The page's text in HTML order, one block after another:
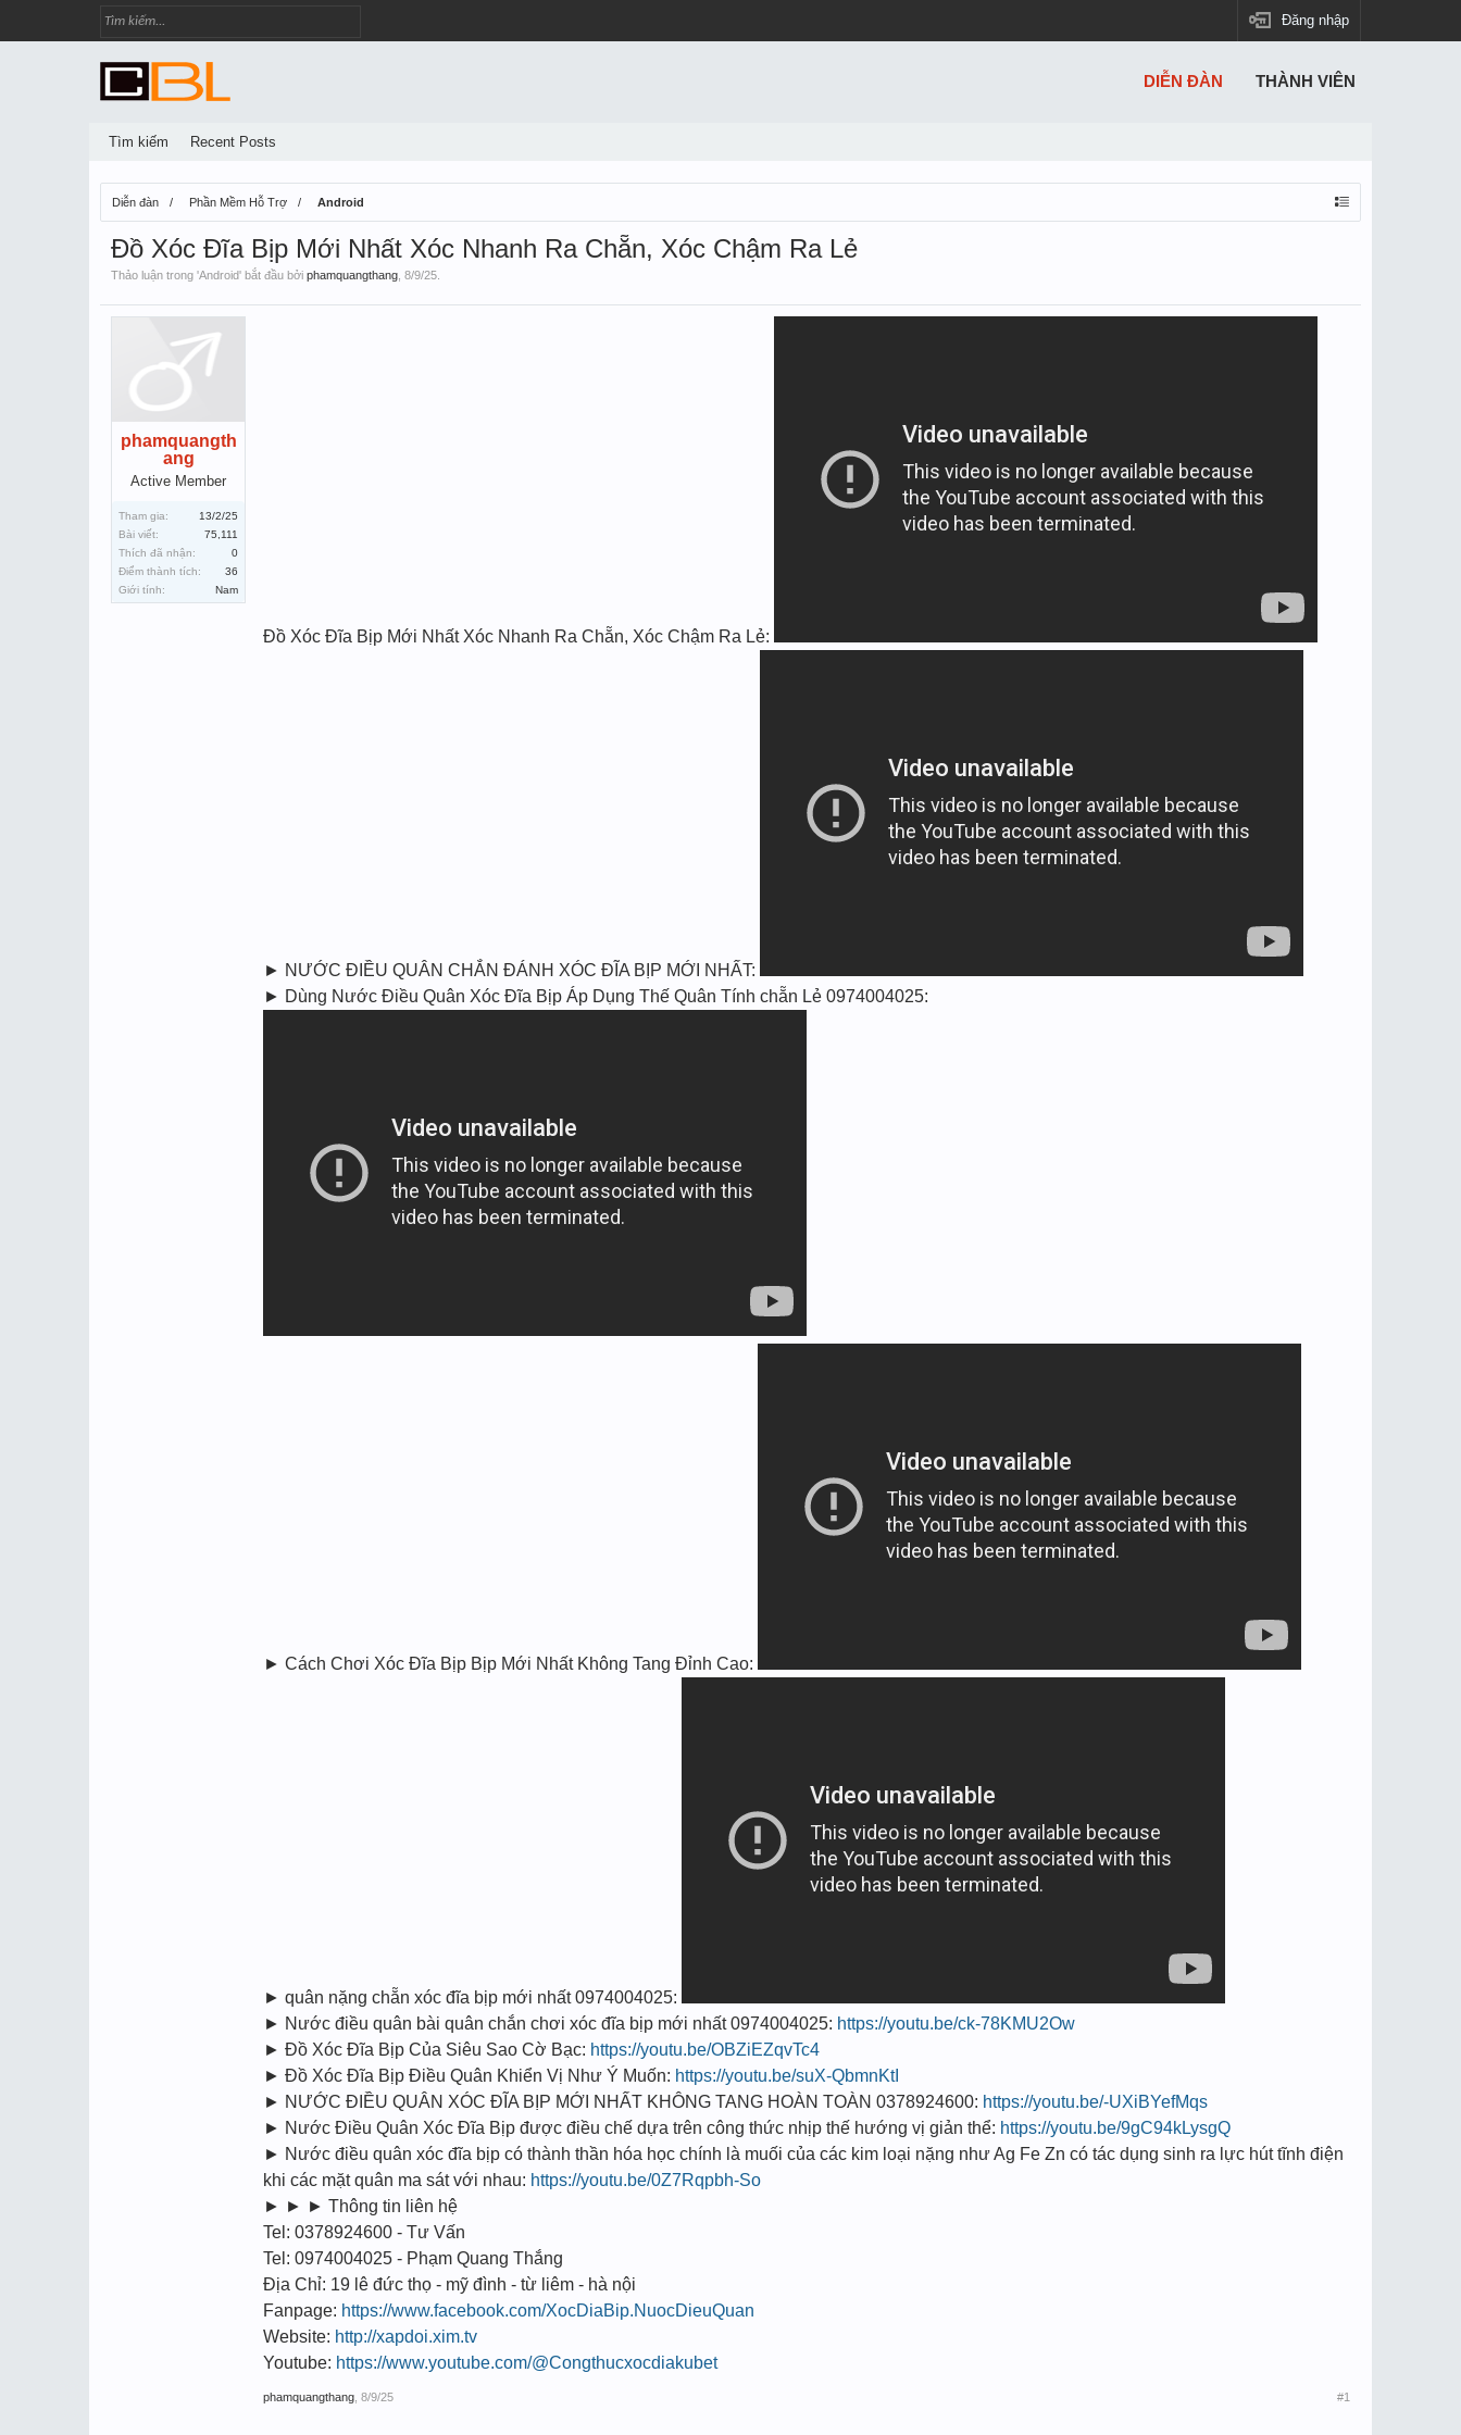
Đăng nhập
Diễn đàn Phần Mềm Hỗ Trợ Android
Đồ Xóc Đĩa Bịp Mới Nhất Xóc Nhanh Ra Chẵn, Xóc Chậm Ra Lẻ
Thảo luận trong 'Android' bắt đầu bởi phamquangthang 8/9/25
phamquangth
ang
Active Member
Tham gia:
13/2/25
Bài viết:
75,111
Thích đã nhận:
0
Điểm thành tích:
36
Giới tính:
Nam
Đồ Xóc Đĩa Bịp Mới Nhất Xóc Nhanh Ra Chẵn, Xóc Chậm Ra Lẻ:
► NƯỚC ĐIỀU QUÂN CHẮN ĐÁNH XÓC ĐĨA BỊP MỚI NHẤT:
► Dùng Nước Điều Quân Xóc Đĩa Bịp Áp Dụng Thế Quân Tính chẵn Lẻ 0974004025:
► Cách Chơi Xóc Đĩa Bịp Bịp Mới Nhất Không Tang Đỉnh Cao:
► quân nặng chẵn xóc đĩa bịp mới nhất 0974004025:
► Nước điều quân bài quân chắn chơi xóc đĩa bịp mới nhất 0974004025: https://youtu.be/ck-78KMU2Ow
► Đồ Xóc Đĩa Bịp Của Siêu Sao Cờ Bạc: https://youtu.be/OBZiEZqvTc4
► Đồ Xóc Đĩa Bịp Điều Quân Khiển Vị Như Ý Muốn: https://youtu.be/suX-QbmnKtI
► NƯỚC ĐIỀU QUÂN XÓC ĐĨA BỊP MỚI NHẤT KHÔNG TANG HOÀN TOÀN 0378924600: https://youtu.be/-UXiBYefMqs
► Nước Điều Quân Xóc Đĩa Bịp được điều chế dựa trên công thức nhịp thế hướng vị giản thể: https://youtu.be/9gC94kLysgQ
► Nước điều quân xóc đĩa bịp có thành thần hóa học chính là muối của các kim loại nặng như Ag Fe Zn có tác dụng sinh ra lực hút tĩnh điện
khi các mặt quân ma sát với nhau: https://youtu.be/0Z7Rqpbh-So
► ► ► Thông tin liên hệ
Tel: 0378924600 - Tư Vấn
Tel: 0974004025 - Phạm Quang Thắng
Địa Chỉ: 19 lê đức thọ - mỹ đình - từ liêm - hà nội
Fanpage: https://www.facebook.com/XocDiaBip.NuocDieuQuan
Website: http://xapdoi.xim.tv
Youtube: https://www.youtube.com/@Congthucxocdiakubet
phamquangthang 8/9/25 #1
DIỄN ĐÀN
Tìm kiếm Recent Posts
THÀNH VIÊN